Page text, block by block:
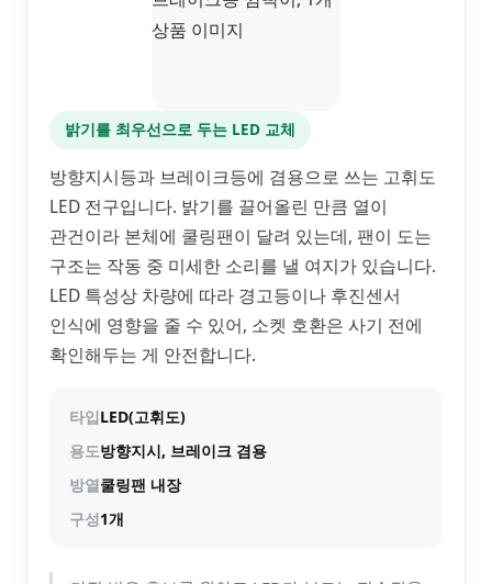
밝기를 최우선으로 두는 LED 교체
방향지시등과 브레이크등에 겸용으로 쓰는 고휘도
LED 전구입니다. 밝기를 끌어올린 만큼 열이
관건이라 본체에 쿨링팬이 달려 있는데, 팬이 도는
구조는 작동 중 미세한 소리를 낼 여지가 있습니다.
LED 특성상 차량에 따라 경고등이나 후진센서
인식에 영향을 줄 수 있어, 소켓 호환은 사기 전에
확인해두는 게 안전합니다.
타입LED(고휘도)
용도방향지시, 브레이크 겸용
방열쿨링팬 내장
구성1개